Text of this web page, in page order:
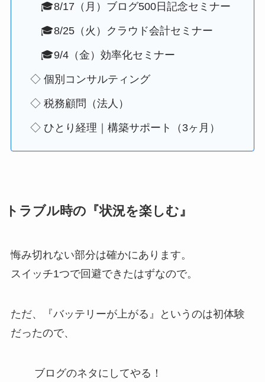
🎓8/17（月）ブログ500日記念セミナー
🎓8/25（火）クラウド会計セミナー
🎓9/4（金）効率化セミナー
◇ 個別コンサルティング
◇ 税務顧問（法人）
◇ ひとり経理｜構築サポート（3ヶ月）
トラブル時の『状況を楽しむ』
悔み切れない部分は確かにあります。
スイッチ1つで回避できたはずなので。
ただ、『バッテリーが上がる』というのは初体験
だったので、
ブログのネタにしてやる！